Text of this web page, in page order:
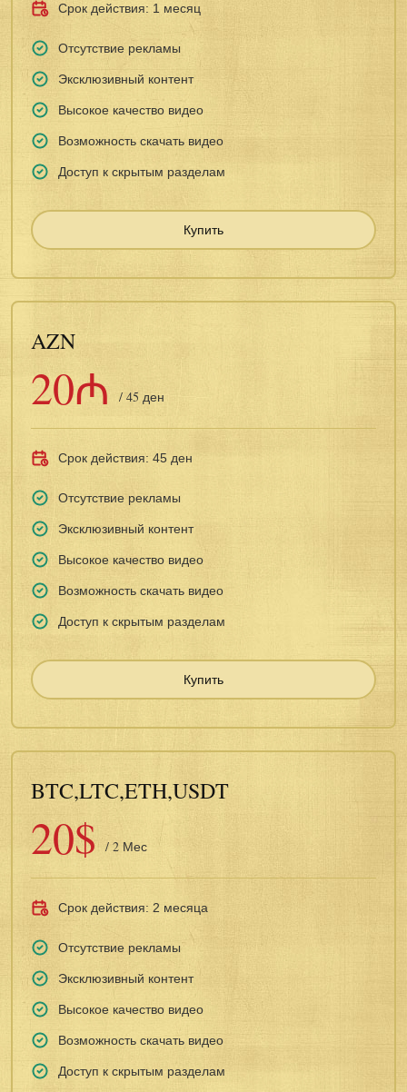
Срок действия: 1 месяц
Отсутствие рекламы
Эксклюзивный контент
Высокое качество видео
Возможность скачать видео
Доступ к скрытым разделам
Купить
AZN
20₼ / 45 ден
Срок действия: 45 ден
Отсутствие рекламы
Эксклюзивный контент
Высокое качество видео
Возможность скачать видео
Доступ к скрытым разделам
Купить
BTC,LTC,ETH,USDT
20$ / 2 Мес
Срок действия: 2 месяца
Отсутствие рекламы
Эксклюзивный контент
Высокое качество видео
Возможность скачать видео
Доступ к скрытым разделам